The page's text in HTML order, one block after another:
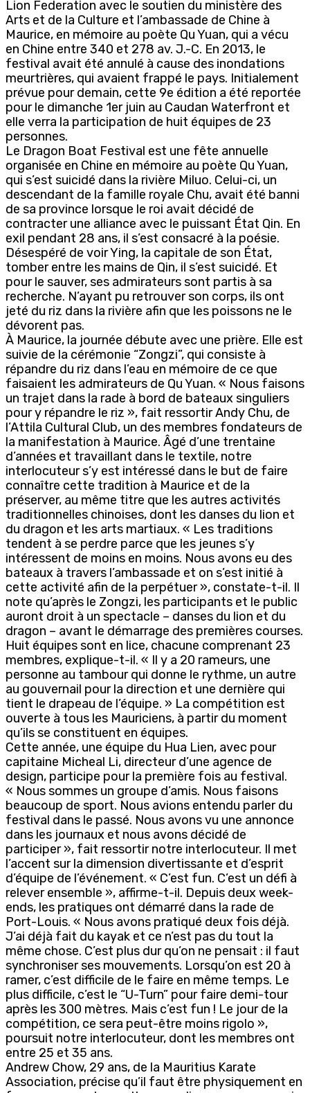
Lion Federation avec le soutien du ministère des
Arts et de la Culture et l’ambassade de Chine à
Maurice, en mémoire au poète Qu Yuan, qui a vécu
en Chine entre 340 et 278 av. J.-C. En 2013, le
festival avait été annulé à cause des inondations
meurtrières, qui avaient frappé le pays. Initialement
prévue pour demain, cette 9e édition a été reportée
pour le dimanche 1er juin au Caudan Waterfront et
elle verra la participation de huit équipes de 23
personnes.
Le Dragon Boat Festival est une fête annuelle
organisée en Chine en mémoire au poète Qu Yuan,
qui s’est suicidé dans la rivière Miluo. Celui-ci, un
descendant de la famille royale Chu, avait été banni
de sa province lorsque le roi avait décidé de
contracter une alliance avec le puissant État Qin. En
exil pendant 28 ans, il s’est consacré à la poésie.
Désespéré de voir Ying, la capitale de son État,
tomber entre les mains de Qin, il s’est suicidé. Et
pour le sauver, ses admirateurs sont partis à sa
recherche. N’ayant pu retrouver son corps, ils ont
jeté du riz dans la rivière afin que les poissons ne le
dévorent pas.
À Maurice, la journée débute avec une prière. Elle est
suivie de la cérémonie “Zongzi”, qui consiste à
répandre du riz dans l’eau en mémoire de ce que
faisaient les admirateurs de Qu Yuan. « Nous faisons
un trajet dans la rade à bord de bateaux singuliers
pour y répandre le riz », fait ressortir Andy Chu, de
l’Attila Cultural Club, un des membres fondateurs de
la manifestation à Maurice. Âgé d’une trentaine
d’années et travaillant dans le textile, notre
interlocuteur s’y est intéressé dans le but de faire
connaître cette tradition à Maurice et de la
préserver, au même titre que les autres activités
traditionnelles chinoises, dont les danses du lion et
du dragon et les arts martiaux. « Les traditions
tendent à se perdre parce que les jeunes s’y
intéressent de moins en moins. Nous avons eu des
bateaux à travers l’ambassade et on s’est initié à
cette activité afin de la perpétuer », constate-t-il. Il
note qu’après le Zongzi, les participants et le public
auront droit à un spectacle – danses du lion et du
dragon – avant le démarrage des premières courses.
Huit équipes sont en lice, chacune comprenant 23
membres, explique-t-il. « Il y a 20 rameurs, une
personne au tambour qui donne le rythme, un autre
au gouvernail pour la direction et une dernière qui
tient le drapeau de l’équipe. » La compétition est
ouverte à tous les Mauriciens, à partir du moment
qu’ils se constituent en équipes.
Cette année, une équipe du Hua Lien, avec pour
capitaine Micheal Li, directeur d’une agence de
design, participe pour la première fois au festival.
« Nous sommes un groupe d’amis. Nous faisons
beaucoup de sport. Nous avions entendu parler du
festival dans le passé. Nous avons vu une annonce
dans les journaux et nous avons décidé de
participer », fait ressortir notre interlocuteur. Il met
l’accent sur la dimension divertissante et d’esprit
d’équipe de l’événement. « C’est fun. C’est un défi à
relever ensemble », affirme-t-il. Depuis deux week-
ends, les pratiques ont démarré dans la rade de
Port-Louis. « Nous avons pratiqué deux fois déjà.
J’ai déjà fait du kayak et ce n’est pas du tout la
même chose. C’est plus dur qu’on ne pensait : il faut
synchroniser ses mouvements. Lorsqu’on est 20 à
ramer, c’est difficile de le faire en même temps. Le
plus difficile, c’est le “U-Turn” pour faire demi-tour
après les 300 mètres. Mais c’est fun ! Le jour de la
compétition, ce sera peut-être moins rigolo »,
poursuit notre interlocuteur, dont les membres ont
entre 25 et 35 ans.
Andrew Chow, 29 ans, de la Mauritius Karate
Association, précise qu’il faut être physiquement en